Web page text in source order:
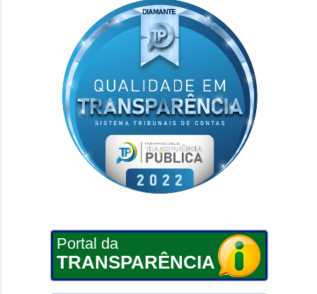
Portal da
TRANSPARÊNCIA